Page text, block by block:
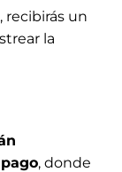
recibirás un
la
, donde